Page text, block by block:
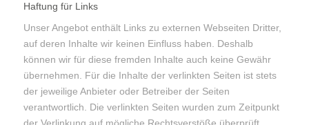
Haftung für Links
Unser Angebot enthält Links zu externen Webseiten Dritter,
auf deren Inhalte wir keinen Einfluss haben. Deshalb
können wir für diese fremden Inhalte auch keine Gewähr
übernehmen. Für die Inhalte der verlinkten Seiten ist stets
der jeweilige Anbieter oder Betreiber der Seiten
verantwortlich. Die verlinkten Seiten wurden zum Zeitpunkt